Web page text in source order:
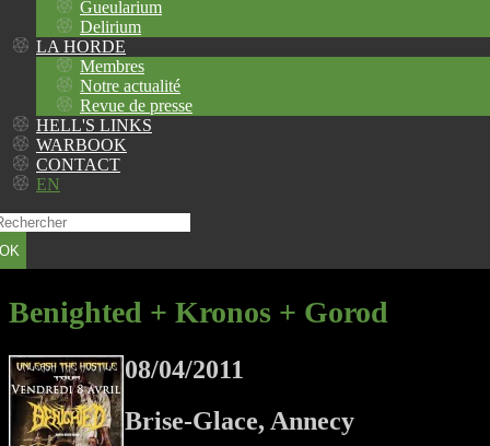
Gueularium
Delirium
LA HORDE
Membres
Notre actualité
Revue de presse
HELL'S LINKS
WARBOOK
CONTACT
EN
OK
Benighted + Kronos + Gorod
08/04/2011
Brise-Glace, Annecy